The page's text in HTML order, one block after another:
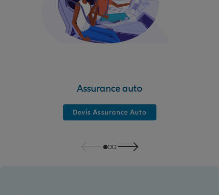
Assurance auto
Devis Assurance Auto